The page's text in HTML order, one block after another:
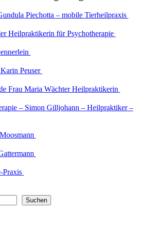
Piechotta – mobile Tierheilpraxis
Heilpraktikerin für Psychotherapie
Peuser
Frau Maria Wächter Heilpraktikerin
– Simon Gilljohann – Heilpraktiker –
Praxis
Suchen